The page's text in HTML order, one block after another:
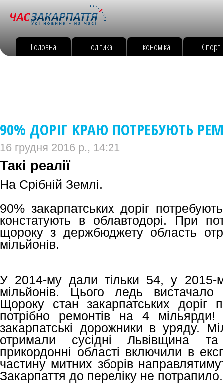
Головна Політика Економіка Спорт
90% ДОРІГ КРАЮ ПОТРЕБУЮТЬ
16 грудня 2016 р., 14:21
Такі реалії
На Срібній Землі.
90% закарпатських доріг
констатують в облавтодорі. При
щороку з держбюджету область
мільйонів.
У 2014-му дали тільки 54, у 2015-
мільйонів. Цього ледь
Щороку стан закарпатських доріг
потрібно ремонтів на 4
закарпатські дорожники в уряду.
отримали сусідні Львівщина
прикордонні області включили в
частину митних зборів
Закарпаття до переліку не потрапило.